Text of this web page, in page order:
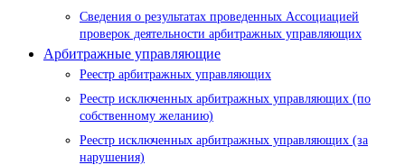
Сведения о результатах проведенных Ассоциацией
проверок деятельности арбитражных управляющих
Арбитражные управляющие
Реестр арбитражных управляющих
Реестр исключенных арбитражных управляющих (по
собственному желанию)
Реестр исключенных арбитражных управляющих (за
нарушения)